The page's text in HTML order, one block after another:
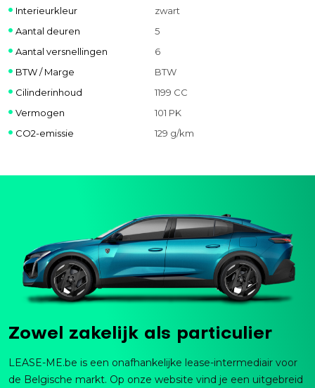
Interieurkleur
zwart
Aantal deuren
5
Aantal versnellingen
6
BTW / Marge
BTW
Cilinderinhoud
1199 CC
Vermogen
101 PK
CO2-emissie
129 g/km
Zowel zakelijk als particulier
LEASE-ME.be is een onafhankelijke lease-intermediair voor
de Belgische markt. Op onze website vind je een uitgebreid